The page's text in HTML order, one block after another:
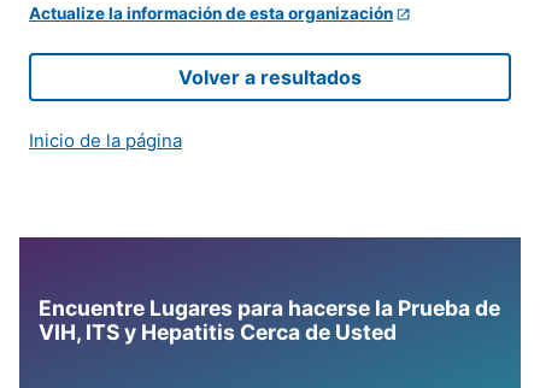
Actualize la información de esta organización
Volver a resultados
Inicio de la página
Encuentre Lugares para hacerse la Prueba de
VIH, ITS y Hepatitis Cerca de Usted